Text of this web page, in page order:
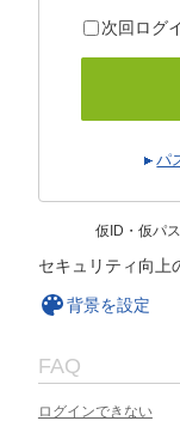
次回ログ
パ
仮ID・仮パ
セキュリティ向上
背景を設定
FAQ
ログインできない